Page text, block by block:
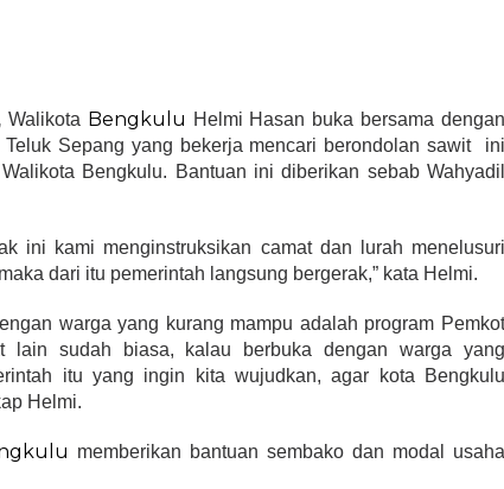
Walikota Bengkulu Helmi Hasan buka bersama dengan
Teluk Sepang yang bekerja mencari berondolan sawit ini
Bengkulu. Bantuan ini diberikan sebab Wahyadil
ini kami menginstruksikan camat dan lurah menelusuri
dari itu pemerintah langsung bergerak,” kata Helmi.
warga yang kurang mampu adalah program Pemkot
lain sudah biasa, kalau berbuka dengan warga yang
itu yang ingin kita wujudkan, agar kota Bengkulu
Helmi.
memberikan bantuan sembako dan modal usaha